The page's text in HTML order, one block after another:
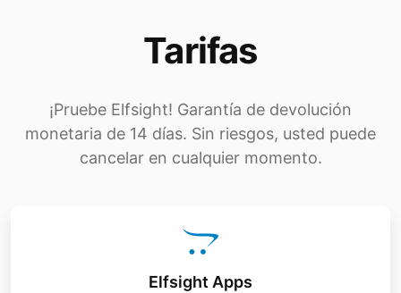
Tarifas
¡Pruebe Elfsight! Garantía de devolución
monetaria de 14 días. Sin riesgos, usted puede
cancelar en cualquier momento.
Elfsight Apps